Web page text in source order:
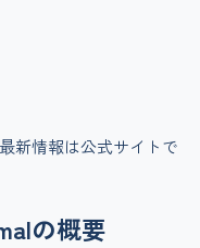
新情報は公式サイトで
の概要